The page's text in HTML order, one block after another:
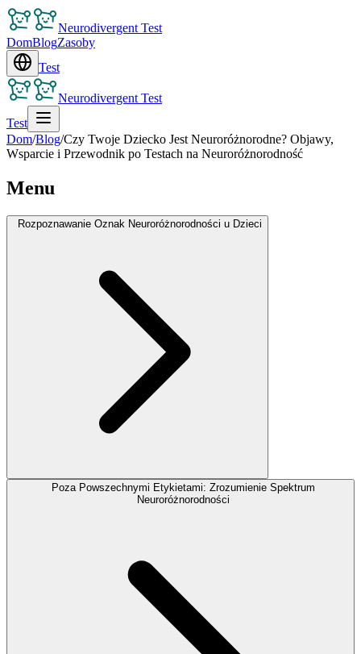
Neurodivergent Test
DomBlogZasoby
Test
Neurodivergent Test
Test
Dom/Blog/Czy Twoje Dziecko Jest Neuroróżnorodne? Objawy,
Wsparcie i Przewodnik po Testach na Neuroróżnorodność
Menu
Rozpoznawanie Oznak Neuroróżnorodności u Dzieci
Poza Powszechnymi Etykietami: Zrozumienie Spektrum
Neuroróżnorodności